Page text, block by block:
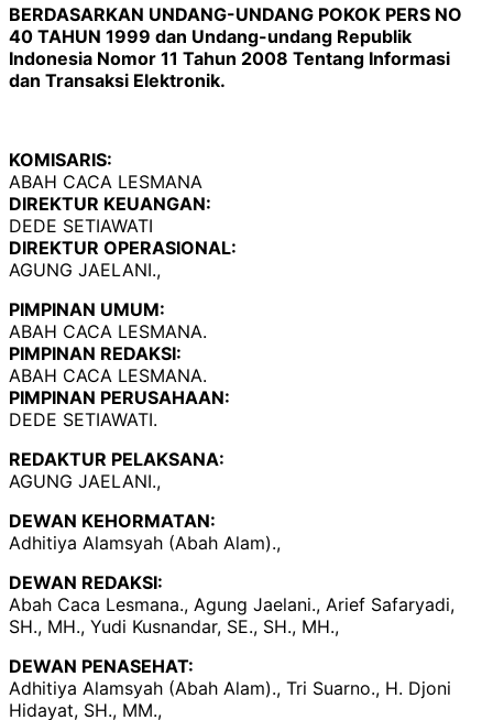
BERDASARKAN UNDANG-UNDANG POKOK PERS NO
40 TAHUN 1999 dan Undang-undang Republik
Indonesia Nomor 11 Tahun 2008 Tentang Informasi
dan Transaksi Elektronik.
KOMISARIS:
ABAH CACA LESMANA
DIREKTUR KEUANGAN:
DEDE SETIAWATI
DIREKTUR OPERASIONAL:
AGUNG JAELANI.,
PIMPINAN UMUM:
ABAH CACA LESMANA.
PIMPINAN REDAKSI:
ABAH CACA LESMANA.
PIMPINAN PERUSAHAAN:
DEDE SETIAWATI.
REDAKTUR PELAKSANA:
AGUNG JAELANI.,
DEWAN KEHORMATAN:
Adhitiya Alamsyah (Abah Alam).,
DEWAN REDAKSI:
Abah Caca Lesmana., Agung Jaelani., Arief Safaryadi,
SH., MH., Yudi Kusnandar, SE., SH., MH.,
DEWAN PENASEHAT:
Adhitiya Alamsyah (Abah Alam)., Tri Suarno., H. Djoni
Hidayat, SH., MM.,